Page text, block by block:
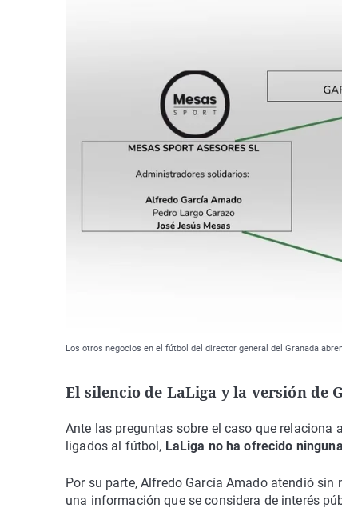
Los otros negocios en el fútbol del director general del Granada
El silencio de LaLiga y la versión de
Ante las preguntas sobre el caso que
ligados al fútbol, LaLiga no ha ofrecido
Por su parte, Alfredo García Amado atendió
una información que se considera de interés